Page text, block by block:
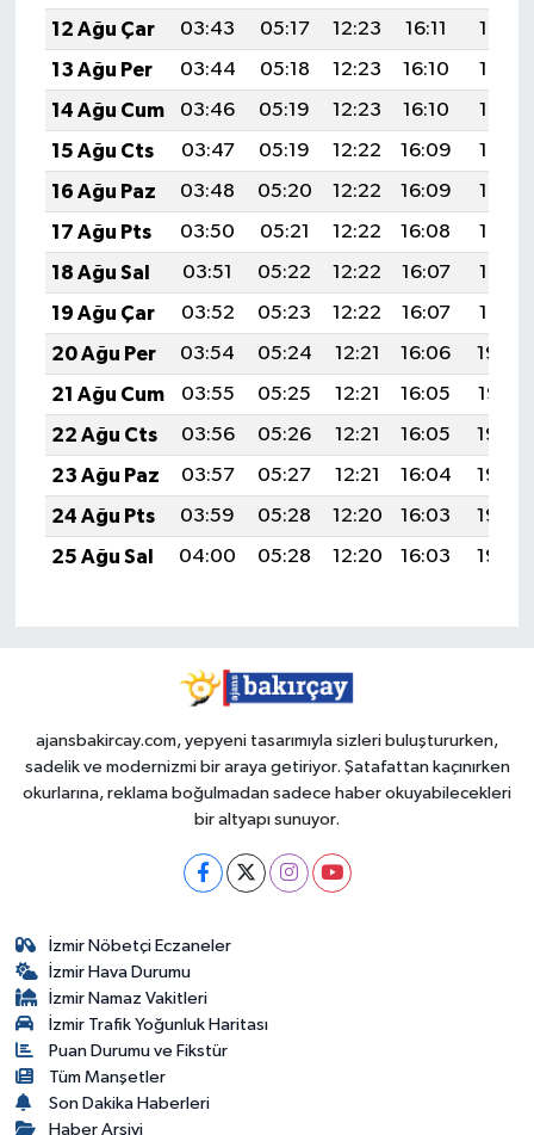
12 Ağu Çar
03:43 05:17 12:23 16:11
19:19
13 Ağu Per
03:44 05:18 12:23 16:10
19:18
14 Ağu Cum
03:46 05:19 12:23 16:10
19:17
15 Ağu Cts
03:47 05:19 12:22 16:09
19:16
16 Ağu Paz
03:48 05:20 12:22 16:09
19:14
17 Ağu Pts
03:50 05:21 12:22 16:08
19:13
18 Ağu Sal
03:51 05:22 12:22 16:07
19:12
19 Ağu Çar
03:52 05:23 12:22 16:07
19:10
20 Ağu Per
03:54 05:24 12:21 16:06
19:09
21 Ağu Cum
03:55 05:25 12:21 16:05
19:07
22 Ağu Cts
03:56 05:26 12:21 16:05
19:06
23 Ağu Paz
03:57 05:27 12:21 16:04
19:05
24 Ağu Pts
03:59 05:28 12:20 16:03
19:03
25 Ağu Sal
04:00 05:28 12:20 16:03 19:02
ajansbakircay.com, yepyeni tasarımıyla sizleri buluştururken,
sadelik ve modernizmi bir araya getiriyor. Şatafattan kaçınırken
okurlarına, reklama boğulmadan sadece haber okuyabilecekleri
bir altyapı sunuyor.
İzmir Nöbetçi Eczaneler
İzmir Hava Durumu
İzmir Namaz Vakitleri
İzmir Trafik Yoğunluk Haritası
Puan Durumu ve Fikstür
Tüm Manşetler
Son Dakika Haberleri
Haber Arşivi